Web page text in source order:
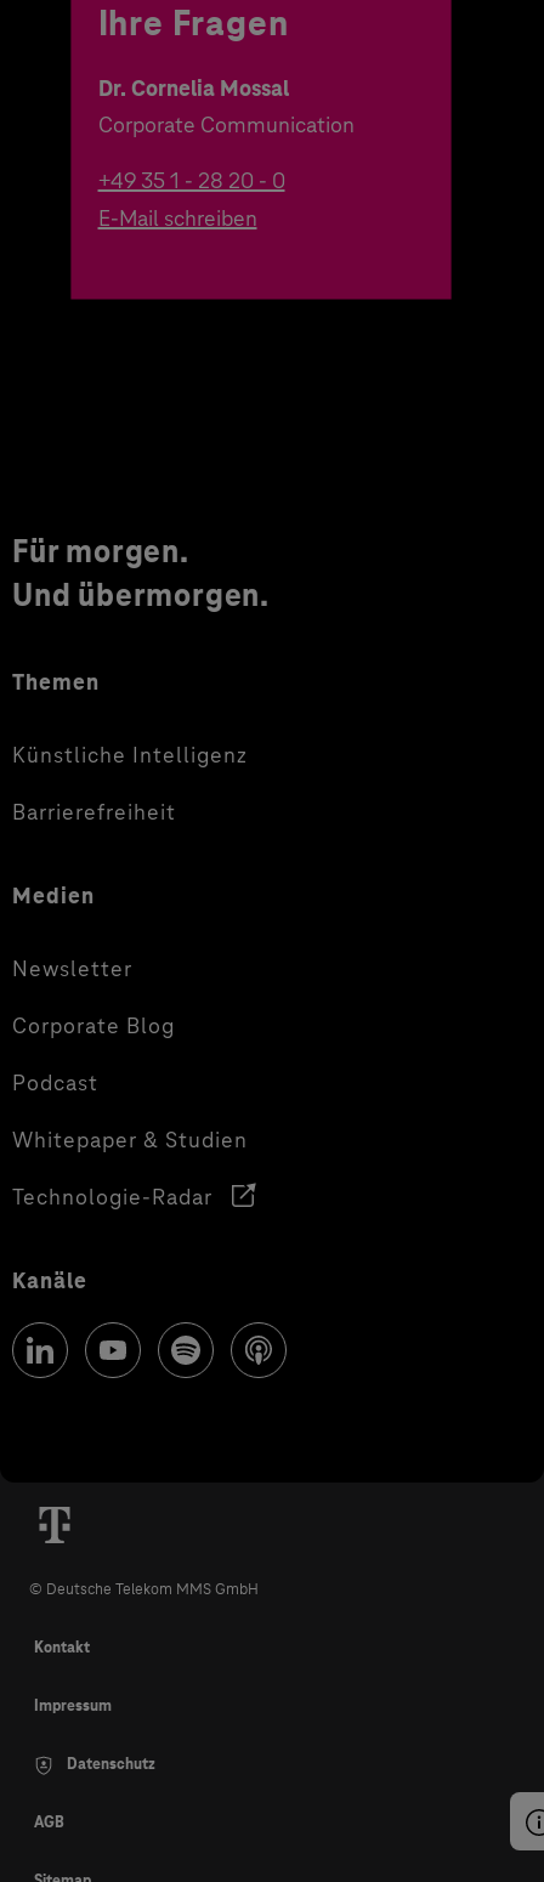
Ihre Fragen
Dr. Cornelia Mossal
Corporate Communication
+49 35 1 - 28 20 - 0
E-Mail schreiben
Für morgen.
Und übermorgen.
Themen
Künstliche Intelligenz
Barrierefreiheit
Medien
Newsletter
Corporate Blog
Podcast
Whitepaper & Studien
Technologie-Radar
Kanäle
© Deutsche Telekom MMS GmbH
Kontakt
Impressum
Datenschutz
AGB